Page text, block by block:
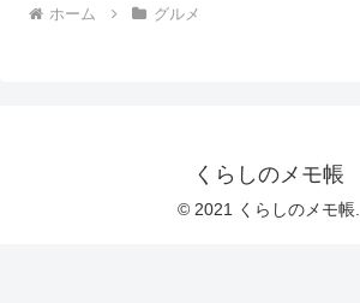
ホーム グルメ
くらしのメモ帳
© 2021 くらしのメモ帳.